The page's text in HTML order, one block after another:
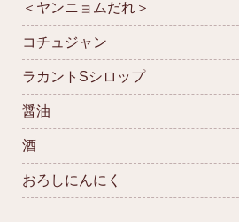
＜ヤンニョムだれ＞
コチュジャン
ラカントSシロップ
醤油
酒
おろしにんにく